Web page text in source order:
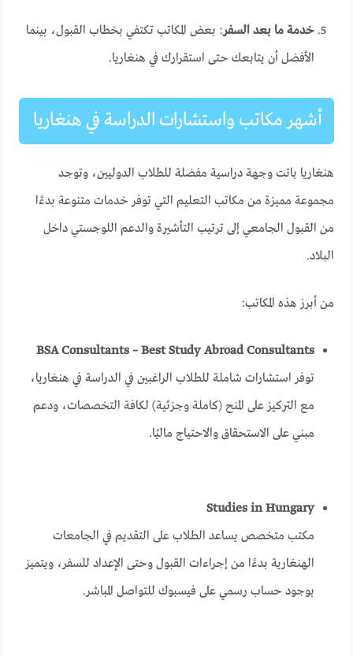
خدمة ما بعد السفر: بعض المكاتب تكتفي بخطاب القبول، بينما
الأفضل أن يتابعك حتى استقرارك في هنغاريا.
أشهر مكاتب واستشارات الدراسة في هنغاريا
هنغاريا باتت وجهة دراسية مفضلة للطلاب الدوليين، وتوجد
مجموعة مميزة من مكاتب التعليم التي توفر خدمات متنوعة بدءًا
من القبول الجامعي إلى ترتيب التأشيرة والدعم اللوجستي داخل
البلاد.
من أبرز هذه المكاتب:
BSA Consultants – Best Study Abroad Consultants
توفر استشارات شاملة للطلاب الراغبين في الدراسة في هنغاريا،
مع التركيز على المنح (كاملة وجزئية) لكافة التخصصات، ودعم
مبني على الاستحقاق والاحتياج ماليًا.
Studies in Hungary
مكتب متخصص يساعد الطلاب على التقديم في الجامعات
الهنغارية بدءًا من إجراءات القبول وحتى الإعداد للسفر، ويتميز
بوجود حساب رسمي على فيسبوك للتواصل المباشر.